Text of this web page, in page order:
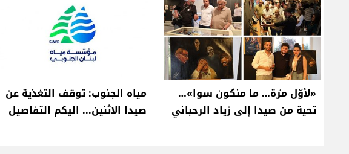
«لأوّل مرّة… ما منكون سوا»…
تحية من صيدا إلى زياد الرحباني
مياه الجنوب: توقف التغذية عن
صيدا الاثنين... اليكم التفاصيل